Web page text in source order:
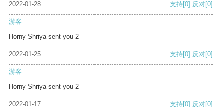
2022-01-28 支持[0] 反对[0]
游客
Horny Shriya sent you 2
2022-01-25 支持[0] 反对[0]
游客
Horny Shriya sent you 2
2022-01-17 支持[0] 反对[0]